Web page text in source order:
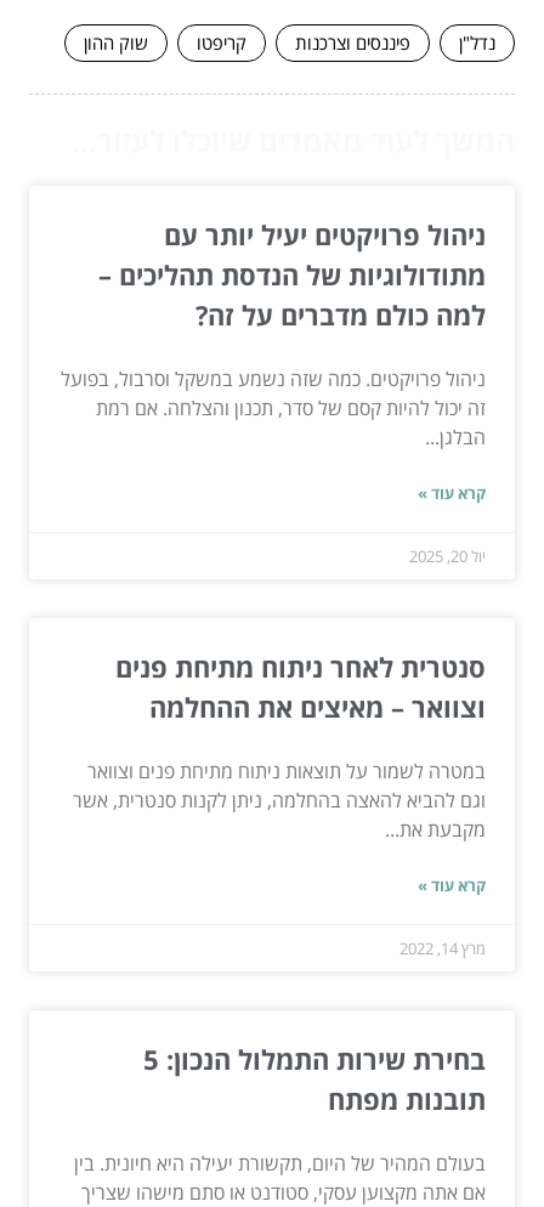
נדל"ן פיננסים וצרכנות קריפטו שוק ההון
ניהול פרויקטים יעיל יותר עם
מתודולוגיות של הנדסת תהליכים –
למה כולם מדברים על זה?
ניהול פרויקטים. כמה שזה נשמע במשקל וסרבול, בפועל
זה יכול להיות קסם של סדר, תכנון והצלחה. אם רמת
הבלגן...
קרא עוד »
יול 20, 2025
סנטרית לאחר ניתוח מתיחת פנים
וצוואר – מאיצים את ההחלמה
במטרה לשמור על תוצאות ניתוח מתיחת פנים וצוואר
וגם להביא להאצה בהחלמה, ניתן לקנות סנטרית, אשר
מקבעת את...
קרא עוד »
מרץ 14, 2022
בחירת שירות התמלול הנכון: 5
תובנות מפתח
בעולם המהיר של היום, תקשורת יעילה היא חיונית. בין
אם אתה מקצוען עסקי, סטודנט או סתם מישהו שצריך